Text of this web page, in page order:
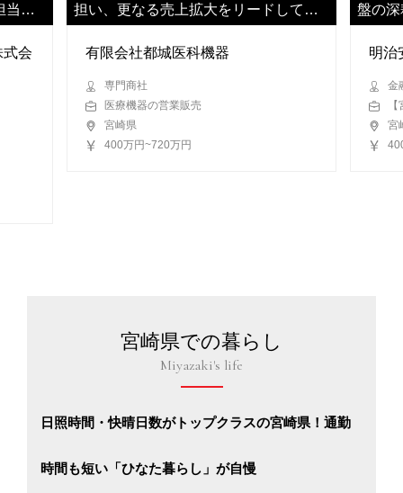
当く
会
担い、更なる売上拡大をリードしてい
ただきます
有限会社都城医科機器
専門商社
医療機器の営業販売
宮崎県
400万円~720万円
盤の
ます
明治
金
宮
宮崎県での暮らし
Miyazaki's life
日照時間・快晴日数がトップクラスの宮崎県！通勤
時間も短い「ひなた暮らし」が自慢